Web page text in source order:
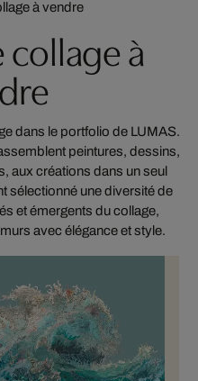
collage à
dans le portfolio de LUMAS.
peintures, dessins,
aux créations dans un seul
sélectionné une diversité de
et émergents du collage,
avec élégance et style.